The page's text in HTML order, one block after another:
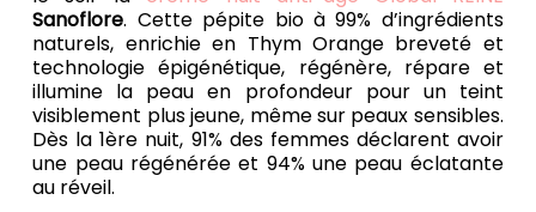
Sanoflore. Cette pépite bio à 99% d’ingrédients
naturels, enrichie en Thym Orange breveté et
technologie épigénétique, régénère, répare et
illumine la peau en profondeur pour un teint
visiblement plus jeune, même sur peaux sensibles.
Dès la 1ère nuit, 91% des femmes déclarent avoir
une peau régénérée et 94% une peau éclatante
au réveil.